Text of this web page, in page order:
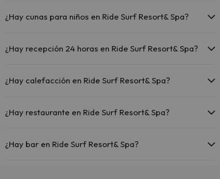
¿Hay cunas para niños en Ride Surf Resort& Spa?
(solicítalo antes de iniciar tu viaje).
¿Hay recepción 24 horas en Ride Surf Resort& Spa?
¿Hay calefacción en Ride Surf Resort& Spa?
¿Hay restaurante en Ride Surf Resort& Spa?
¿Hay bar en Ride Surf Resort& Spa?